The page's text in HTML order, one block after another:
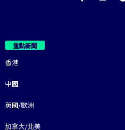
重點新聞
香港
中國
英國/歐洲
加拿大/北美